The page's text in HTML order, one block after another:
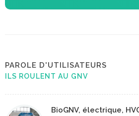
PAROLE D'UTILISATEURS
ILS ROULENT AU GNV
BioGNV, électrique,